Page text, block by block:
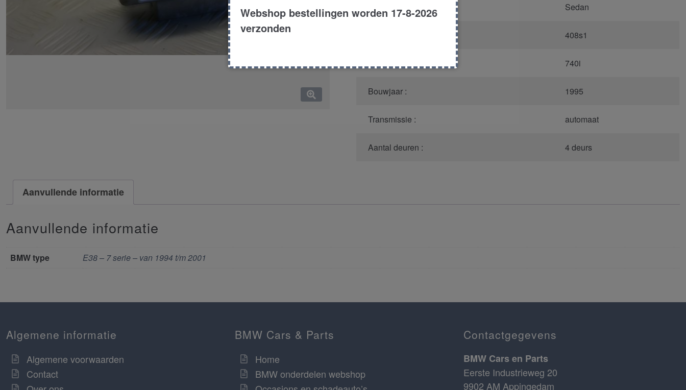
Carroserie : Sedan
408s1
740i
Bouwjaar : 1995
Transmissie : automaat
Aantal deuren : 4 deurs
Aanvullende informatie
Aanvullende informatie
BMW type E38 – 7 serie – van 1994 t/m 2001
Algemene informatie
Algemene voorwaarden
Contact
BMW Cars & Parts
Home
BMW onderdelen webshop
Contactgegevens
BMW Cars en Parts
Eerste Industrieweg 20
9902 AM Appingedam
Webshop bestellingen worden 17-8-2026
verzonden